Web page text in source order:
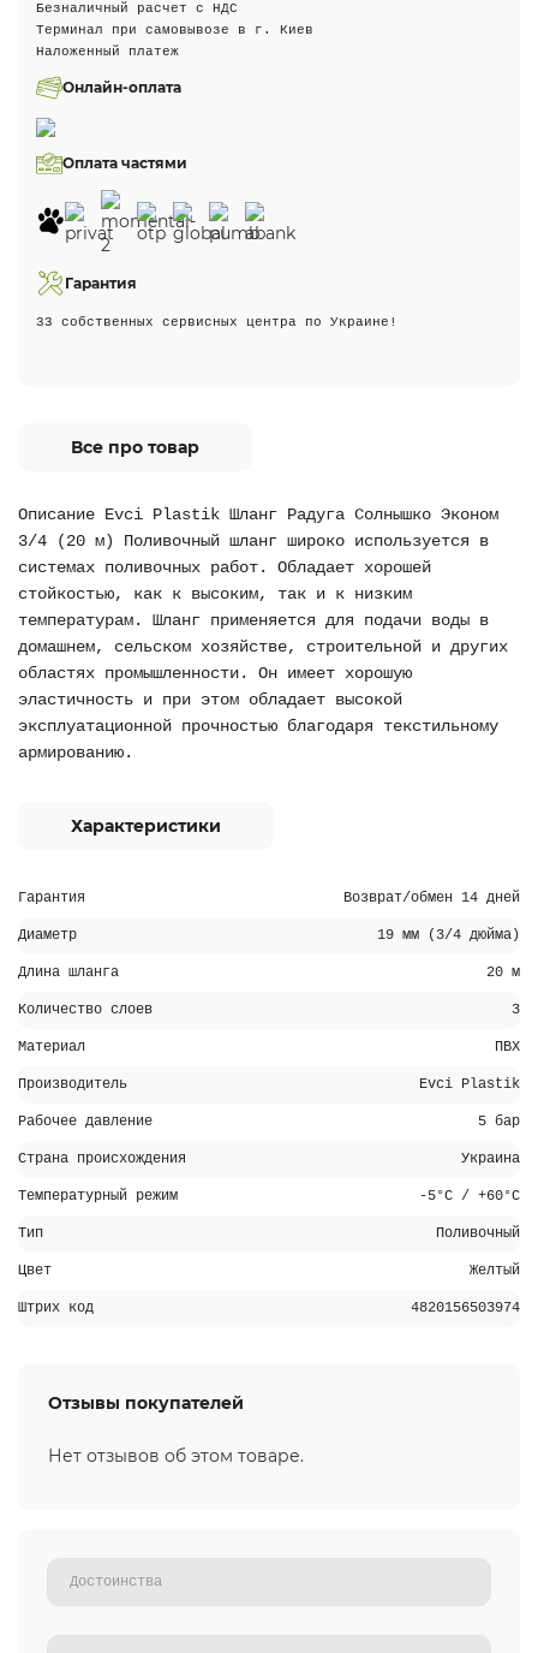
Безналичный расчет с НДС
Терминал при самовывозе в г. Киев
Наложенный платеж
Онлайн-оплата
Оплата частями
Гарантия
33 собственных сервисных центра по Украине!
Все про товар
Описание Evci Plastik Шланг Радуга Солнышко Эконом
3/4 (20 м) Поливочный шланг широко используется в
системах поливочных работ. Обладает хорошей
стойкостью, как к высоким, так и к низким
температурам. Шланг применяется для подачи воды в
домашнем, сельском хозяйстве, строительной и других
областях промышленности. Он имеет хорошую
эластичность и при этом обладает высокой
эксплуатационной прочностью благодаря текстильному
армированию.
Характеристики
Гарантия Возврат/обмен 14 дней
Диаметр 19 мм (3/4 дюйма)
Длина шланга 20 м
Количество слоев 3
Материал ПВХ
Производитель Evci Plastik
Рабочее давление 5 бар
Страна происхождения Украина
Температурный режим -5°C / +60°C
Тип Поливочный
Цвет Желтый
Штрих код 4820156503974
Отзывы покупателей
Нет отзывов об этом товаре.